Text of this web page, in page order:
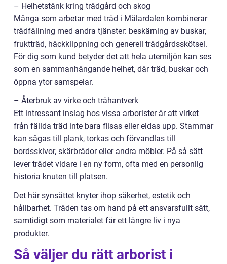
– Helhetstänk kring trädgård och skog
Många som arbetar med träd i Mälardalen kombinerar
trädfällning med andra tjänster: beskärning av buskar,
fruktträd, häckklippning och generell trädgårdsskötsel.
För dig som kund betyder det att hela utemiljön kan ses
som en sammanhängande helhet, där träd, buskar och
öppna ytor samspelar.
– Återbruk av virke och trähantverk
Ett intressant inslag hos vissa arborister är att virket
från fällda träd inte bara flisas eller eldas upp. Stammar
kan sågas till plank, torkas och förvandlas till
bordsskivor, skärbrädor eller andra möbler. På så sätt
lever trädet vidare i en ny form, ofta med en personlig
historia knuten till platsen.
Det här synsättet knyter ihop säkerhet, estetik och
hållbarhet. Träden tas om hand på ett ansvarsfullt sätt,
samtidigt som materialet får ett längre liv i nya
produkter.
Så väljer du rätt arborist i